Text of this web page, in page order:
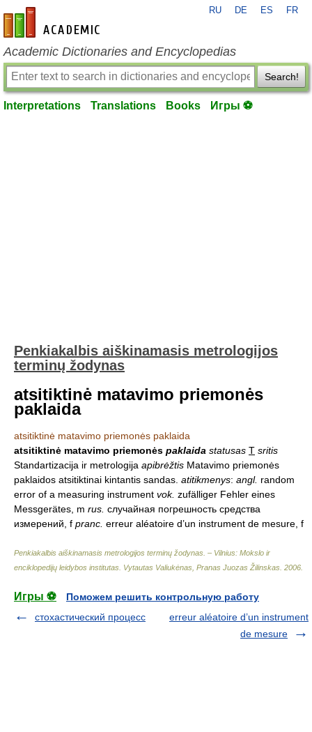
en-academic.com
RU DE ES FR
Academic Dictionaries and Encyclopedias
Search!
Interpretations Translations Books Игры ⚽
Penkiakalbis aiškinamasis metrologijos
terminų žodynas
atsitiktinė matavimo priemonės
paklaida
atsitiktinė matavimo priemonės paklaida
atsitiktinė matavimo priemonės paklaida statusas T sritis
Standartizacija ir metrologija apibrėžtis Matavimo priemonės
paklaidos atsitiktinai kintantis sandas. atitikmenys: angl. random
error of a measuring instrument vok. zufälliger Fehler eines
Messgerätes, m rus. случайная погрешность средства
измерений, f pranc. erreur aléatoire d’un instrument de mesure, f
Penkiakalbis aiškinamasis metrologijos terminų žodynas. – Vilnius: Mokslo ir
enciklopedijų leidybos institutas Vytautas Valiukėnas, Pranas Juozas Žilinskas 2006
Игры ⚽
Поможем решить контрольную работу
стохастический процесс
erreur aléatoire d’un instrument
de mesure